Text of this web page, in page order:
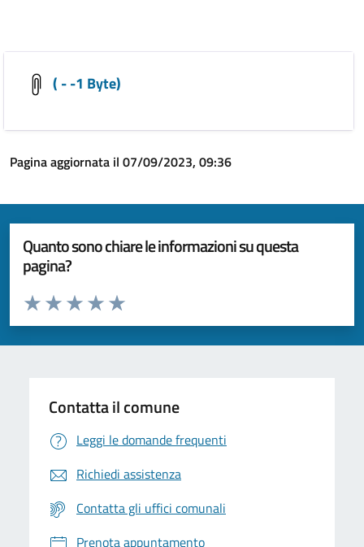
( - -1 Byte)
Pagina aggiornata il 07/09/2023, 09:36
Quanto sono chiare le informazioni su questa
pagina?
Valuta da 1 a 5 stelle la pagina
Valuta 5 stelle su 5
Valuta 4 stelle su 5
Valuta 3 stelle su 5
Valuta 2 stelle su 5
Valuta 1 stelle su 5
Contatta il comune
Leggi le domande frequenti
Richiedi assistenza
Contatta gli uffici comunali
Prenota appuntamento